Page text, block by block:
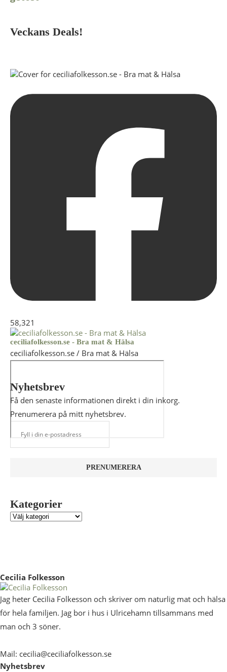
Veckans Deals!
58,321
ceciliafolkesson.se - Bra mat & Hälsa
ceciliafolkesson.se / Bra mat & Hälsa
Nyhetsbrev
Få den senaste informationen direkt i din inkorg.
Prenumerera på mitt nyhetsbrev.
Kategorier
Cecilia Folkesson
Jag heter Cecilia Folkesson och skriver om naturlig mat och hälsa
för hela familjen. Jag bor i hus i Ulricehamn tillsammans med
man och 3 söner.
Mail: cecilia@ceciliafolkesson.se
Nyhetsbrev